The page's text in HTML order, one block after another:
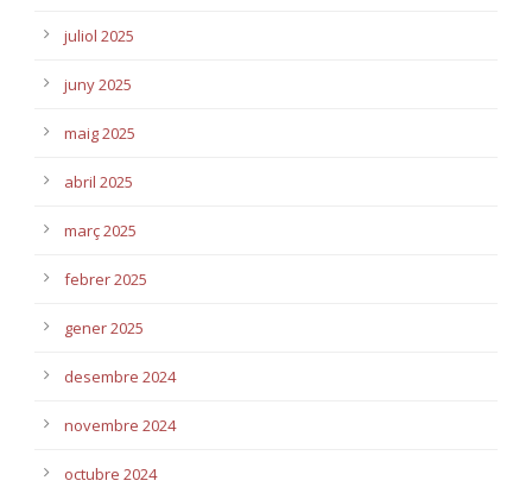
juliol 2025
juny 2025
maig 2025
abril 2025
març 2025
febrer 2025
gener 2025
desembre 2024
novembre 2024
octubre 2024